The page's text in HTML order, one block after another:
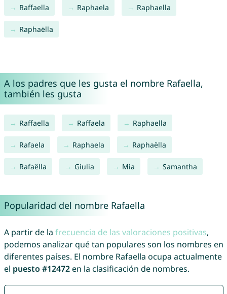
Raffaella Raphaela Raphaella
Raphaëlla
A los padres que les gusta el nombre Rafaella,
también les gusta
Raffaella Raffaela Raphaella
Rafaela Raphaela Raphaëlla
Rafaëlla Giulia Mia Samantha
Popularidad del nombre Rafaella
A partir de la frecuencia de las valoraciones positivas,
podemos analizar qué tan populares son los nombres en
diferentes países. El nombre Rafaella ocupa actualmente
el puesto #12472en la clasificación de nombres.